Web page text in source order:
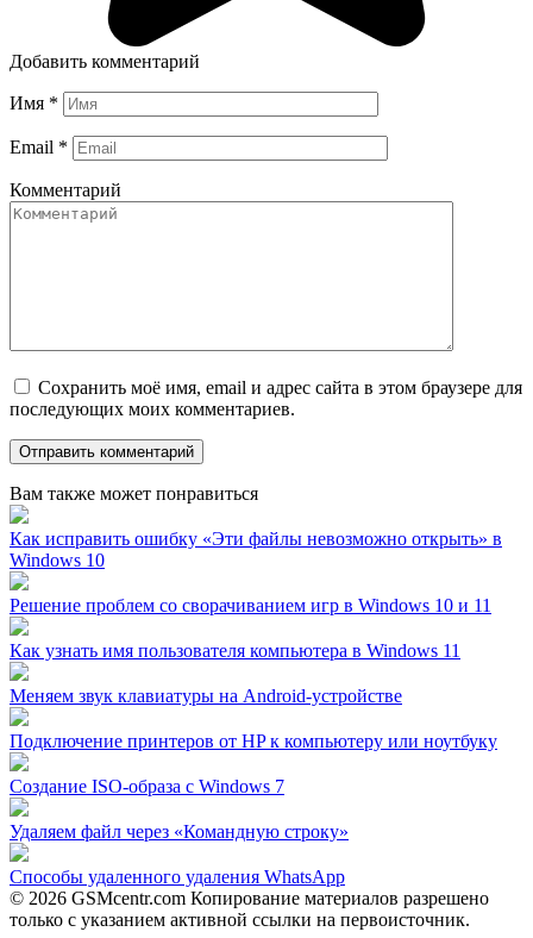
Добавить комментарий
Имя *
Email *
Комментарий
Сохранить моё имя, email и адрес сайта в этом браузере для
последующих моих комментариев.
Вам также может понравиться
Как исправить ошибку «Эти файлы невозможно открыть» в
Windows 10
Решение проблем со сворачиванием игр в Windows 10 и 11
Как узнать имя пользователя компьютера в Windows 11
Меняем звук клавиатуры на Android-устройстве
Подключение принтеров от HP к компьютеру или ноутбуку
Создание ISO-образа с Windows 7
Удаляем файл через «Командную строку»
Способы удаленного удаления WhatsApp
© 2026 GSMcentr.com Копирование материалов разрешено
только с указанием активной ссылки на первоисточник.